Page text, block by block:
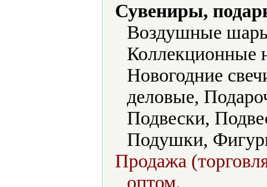
Сувениры,
Воздушные
Коллекционные
Новогодние
деловые,
Подвески,
Подушки,
Продажа
оптом.